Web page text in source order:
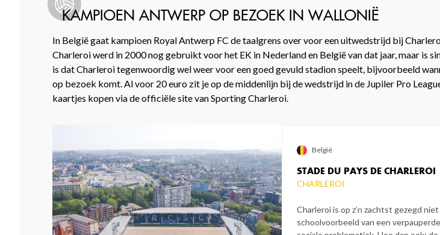
KAMPIOEN ANTWERP OP BEZOEK IN WALLONIË
In België gaat kampioen Royal Antwerp FC de taalgrens over voor een uitwedstrijd bij
Charleroi werd in 2000 nog gebruikt voor het EK in Nederland en België van dat jaar, maar is
is dat Charleroi tegenwoordig wel weer voor een goed gevuld stadion speelt, bijvoorbeeld
op bezoek komt. Al voor 20 euro zit je op de middenlijn bij de wedstrijd in de Jupiler Pro
kaartjes kopen via de officiële site van Sporting Charleroi.
STADE DU PAYS DE CHARLEROI
CHARLEROI
Charleroi is op z’n zachtst gezegd
schoolvoorbeeld van een
België